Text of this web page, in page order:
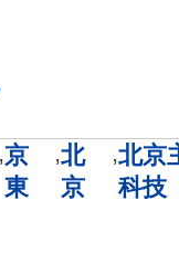
,京
東
,北
京
,北京
科技